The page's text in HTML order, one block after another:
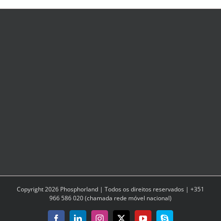
Copyright2026 Phosphorland | Todos os direitos reservados | +351
966 586 020 (chamada rede móvel nacional)